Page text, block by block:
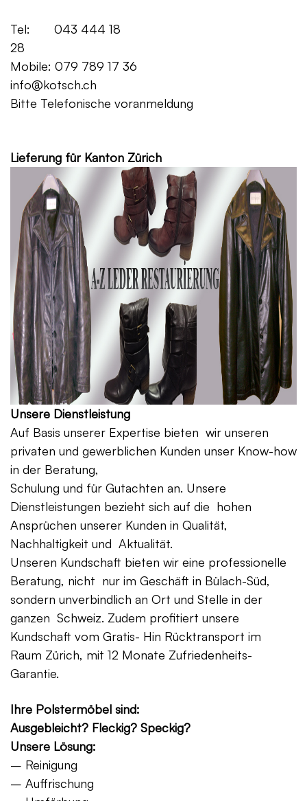
Tel: 043 444 18
28
Mobile: 079 789 17 36
info@kotsch.ch
Bitte Telefonische voranmeldung
Lieferung für Kanton Zürich
Unsere Dienstleistung
Auf Basis unserer Expertise bieten wir unseren
privaten und gewerblichen Kunden unser Know-how
in der Beratung,
Schulung und für Gutachten an. Unsere
Dienstleistungen bezieht sich auf die hohen
Ansprüchen unserer Kunden in Qualität,
Nachhaltigkeit und Aktualität.
Unseren Kundschaft bieten wir eine professionelle
Beratung, nicht nur im Geschäft in Bülach-Süd,
sondern unverbindlich an Ort und Stelle in der
ganzen Schweiz. Zudem profitiert unsere
Kundschaft vom Gratis- Hin Rücktransport im
Raum Zürich, mit 12 Monate Zufriedenheits-
Garantie.
Ihre Polstermöbel sind:
Ausgebleicht? Fleckig? Speckig?
Unsere Lösung:
– Reinigung
– Auffrischung